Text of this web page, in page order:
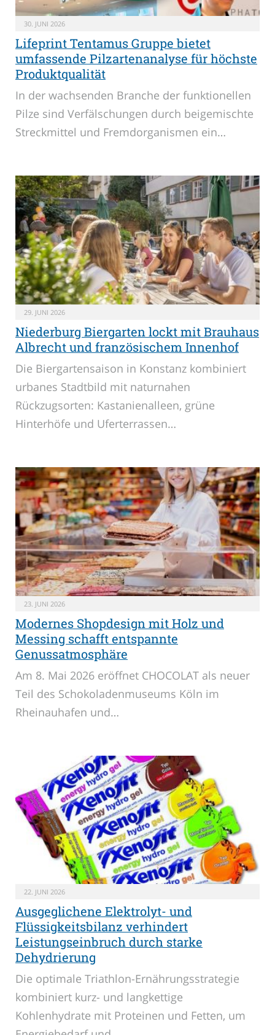
30. JUNI 2026
Lifeprint Tentamus Gruppe bietet
umfassende Pilzartenanalyse für höchste
Produktqualität
In der wachsenden Branche der funktionellen
Pilze sind Verfälschungen durch beigemischte
Streckmittel und Fremdorganismen ein…
29. JUNI 2026
Niederburg Biergarten lockt mit Brauhaus
Albrecht und französischem Innenhof
Die Biergartensaison in Konstanz kombiniert
urbanes Stadtbild mit naturnahen
Rückzugsorten: Kastanienalleen, grüne
Hinterhöfe und Uferterrassen…
23. JUNI 2026
Modernes Shopdesign mit Holz und
Messing schafft entspannte
Genussatmosphäre
Am 8. Mai 2026 eröffnet CHOCOLAT als neuer
Teil des Schokoladenmuseums Köln im
Rheinauhafen und…
22. JUNI 2026
Ausgeglichene Elektrolyt- und
Flüssigkeitsbilanz verhindert
Leistungseinbruch durch starke
Dehydrierung
Die optimale Triathlon-Ernährungsstrategie
kombiniert kurz- und langkettige
Kohlenhydrate mit Proteinen und Fetten, um